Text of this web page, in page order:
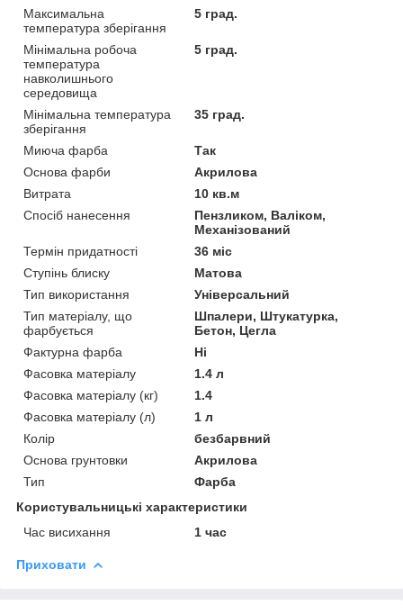
Максимальна
температура зберігання
5 град.
Мінімальна робоча
температура
навколишнього
середовища
5 град.
Мінімальна температура
зберігання
35 град.
Миюча фарба
Так
Основа фарби
Акрилова
Витрата
10 кв.м
Спосіб нанесення
Пензликом, Валіком,
Механізований
Термін придатності
36 міс
Ступінь блиску
Матова
Тип використання
Універсальний
Тип матеріалу, що
фарбується
Шпалери, Штукатурка,
Бетон, Цегла
Фактурна фарба
Ні
Фасовка матеріалу
1.4 л
Фасовка матеріалу (кг)
1.4
Фасовка матеріалу (л)
1 л
Колір
безбарвний
Основа грунтовки
Акрилова
Тип
Фарба
Користувальницькі характеристики
Час висихання
1 час
Приховати